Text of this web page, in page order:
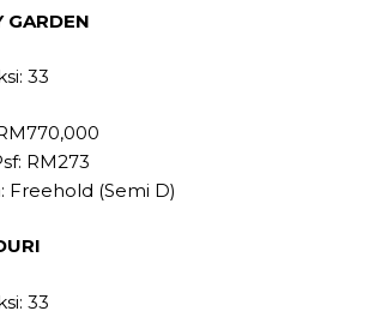
GARDEN
33
RM273
Freehold (Semi D)
33